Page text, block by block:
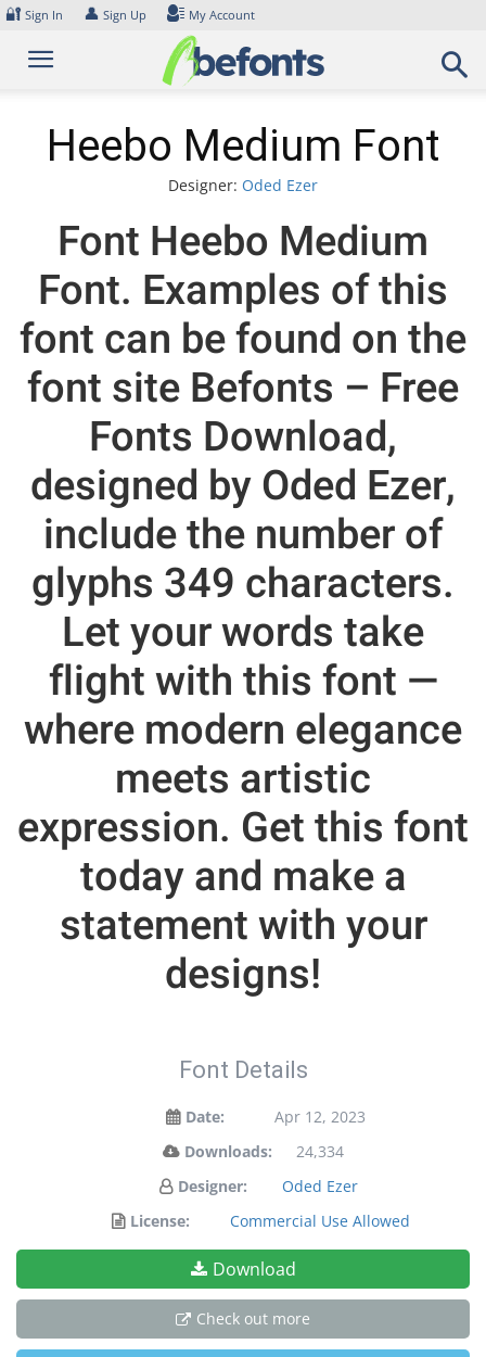
Skip
content
🔐 Sign In 👤 Sign Up My Account
Heebo Medium Font
Designer: Oded Ezer
Font Heebo Medium
Font. Examples of this
font can be found on the
font site Befonts – Free
Fonts Download,
designed by Oded Ezer,
include the number of
glyphs 349 characters.
Let your words take
flight with this font —
where modern elegance
meets artistic
expression. Get this font
today and make a
statement with your
designs!
Font Details
Date:
Apr 12, 2023
Downloads:
24,334
Designer:
Oded Ezer
License:
Commercial Use Allowed
Download
Check out more